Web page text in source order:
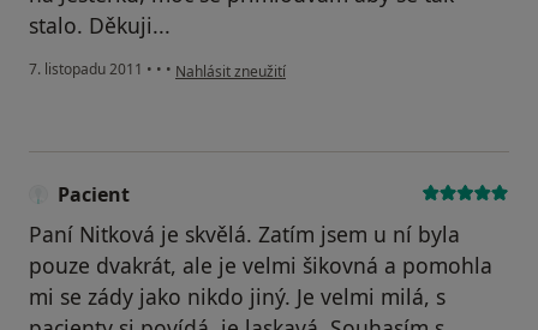
stalo. Děkuji...
7. listopadu 2011 • • • podle názoru uživatele Pacient
Nahlásit zneužití
Pacient
Paní Nitková je skvělá. Zatím jsem u ní byla
pouze dvakrát, ale je velmi šikovná a pomohla
mi se zády jako nikdo jiný. Je velmi milá, s